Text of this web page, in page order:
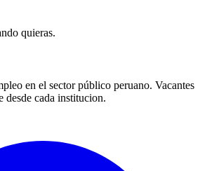
quieras.
en el sector público peruano. Vacantes
desde cada institucion.